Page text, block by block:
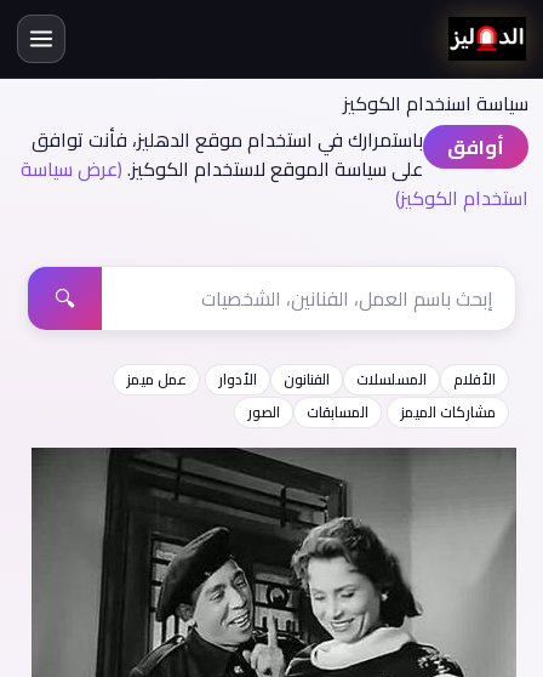
سياسة اسنخدام الكوكيز
أوافق
باستمرارك في استخدام موقع الدهليز، فأنت توافق
على سياسة الموقع لاستخدام الكوكيز.(عرض سياسة
استخدام الكوكيز)
🔍
الأفلام المسلسلات الفنانون الأدوار
عمل ميمز
مشاركات الميمز
المسابقات الصور